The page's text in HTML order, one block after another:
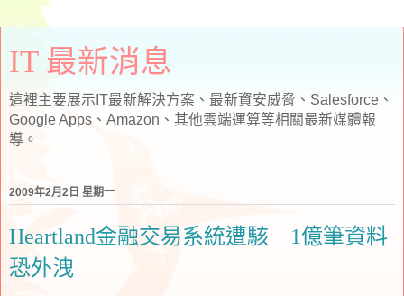
IT 最新消息
這裡主要展示IT最新解決方案、最新資安威脅、Salesforce、
Google Apps、Amazon、其他雲端運算等相關最新媒體報
導。
2009年2月2日 星期一
Heartland金融交易系統遭駭 1億筆資料
恐外洩